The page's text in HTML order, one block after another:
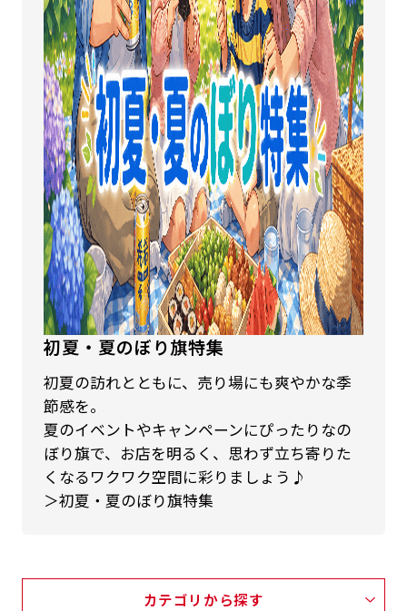
初夏・夏のぼり旗特集
初夏の訪れとともに、売り場にも爽やかな季
節感を。
夏のイベントやキャンペーンにぴったりなの
ぼり旗で、お店を明るく、思わず立ち寄りた
くなるワクワク空間に彩りましょう♪
＞初夏・夏のぼり旗特集
カテゴリから探す